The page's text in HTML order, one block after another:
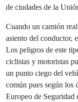
de ciudades de la
Cuando un camión
asiento del conductor,
Los peligros de este
ciclistas y motoristas
un punto ciego del
común pues según los
Europeo de Seguridad